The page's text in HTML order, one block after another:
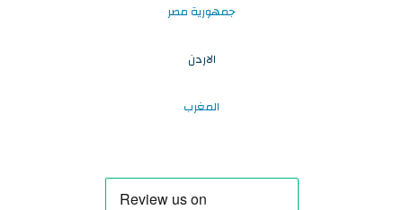
جمهورية مصر
الاردن
المغرب